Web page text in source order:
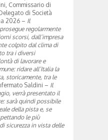
Commissario di
di Società
2026 – Il
regolarmente
scorsi, dall’impresa
colpito dal clima di
tra i diversi
di lavorare e
ridare all’Italia la
storicamente, tra le
Saldini – Il
verrà presentato il
sarà quindi possibile
della pista e, se
le più
sicurezza in vista delle